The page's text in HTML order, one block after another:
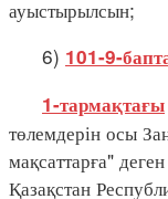
ауыстырылсын;
6) 101-9-
1-тармақтағы
төлемдерін осы
мақсаттарға"
Қазақстан